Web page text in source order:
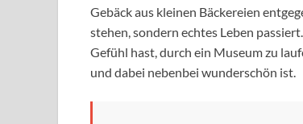
Gebäck aus kleinen Bäckereien
stehen, sondern echtes Leben
Gefühl hast, durch ein Museum zu
und dabei nebenbei wunderschön ist.